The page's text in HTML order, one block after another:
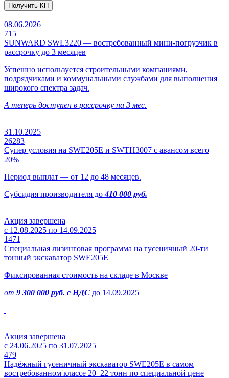
Получить КП
08.06.2026
715
SUNWARD SWL3220 — востребованный мини-погрузчик в
рассрочку до 3 месяцев
Успешно используется строительными компаниями,
подрядчиками и коммунальными службами для выполнения
широкого спектра задач.
А теперь доступен в рассрочку на 3 мес.
31.10.2025
26283
Супер условия на SWE205E и SWTH3007 с авансом всего
20%
Период выплат — от 12 до 48 месяцев.
Субсидия производителя до410 000 руб.
Акция завершена
с 12.08.2025 по 14.09.2025
1471
Специальная лизинговая программа на гусеничный 20-ти
тонный экскаватор SWE205E
Фиксированная стоимость на складе в Москве
от 9 300 000 руб. с НДС до 14.09.2025
Акция завершена
с 24.06.2025 по 31.07.2025
479
Надёжный гусеничный экскаватор SWE205E в самом
востребованном классе 20–22 тонн по специальной цене